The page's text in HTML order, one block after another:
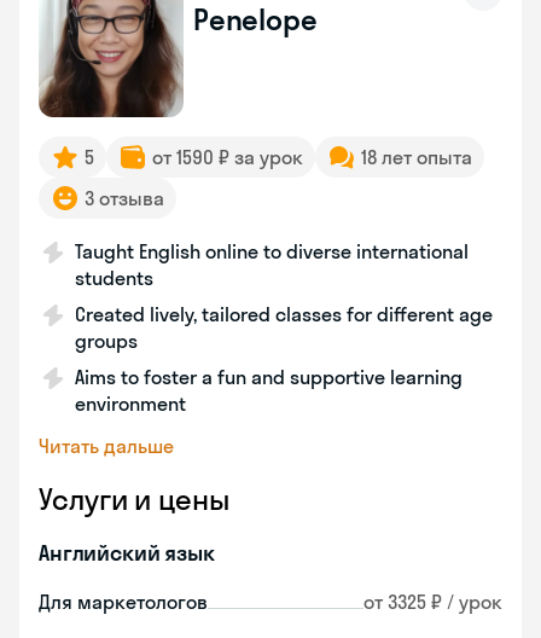
Penelope
5 от 1590 ₽ за урок
18 лет опыта
3 отзыва
Taught English online to diverse international
students
Created lively, tailored classes for different age
groups
Aims to foster a fun and supportive learning
environment
Читать дальше
Услуги и цены
Английский язык
Для маркетологов от 3325 ₽ / урок